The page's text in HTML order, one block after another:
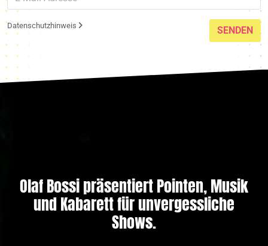
Datenschutzhinweis SENDEN
Olaf Bossi präsentiert Pointen, Musik
und Kabarett für unvergessliche
Shows.